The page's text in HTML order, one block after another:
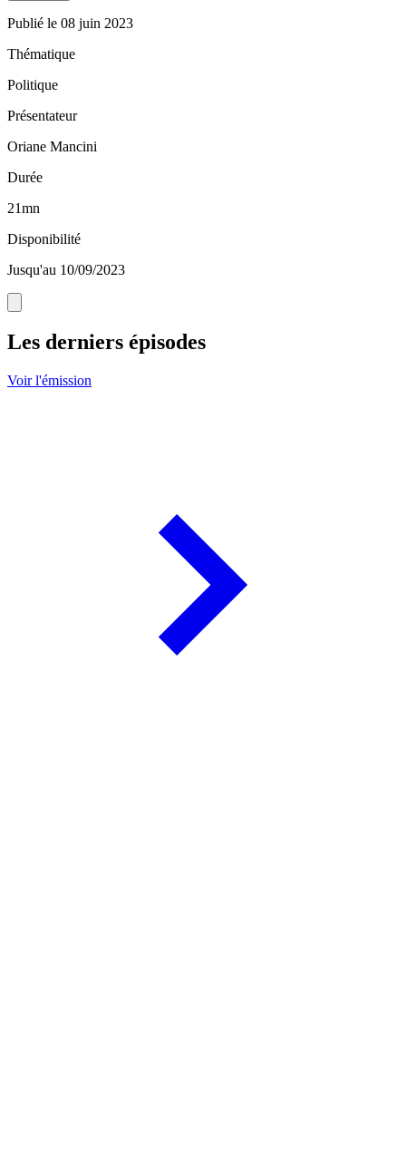
Publié le 08 juin 2023
Thématique
Politique
Présentateur
Oriane Mancini
Durée
21mn
Disponibilité
Jusqu'au 10/09/2023
Les derniers épisodes
Voir l'émission